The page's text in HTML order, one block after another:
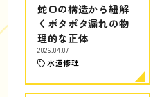
蛇口の構造から紐解
くポタポタ漏れの物
理的な正体
2026.04.07
水道修理